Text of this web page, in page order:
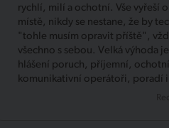
rychlí, milí a ochotní. Vše vyřeší
místě, nikdy se nestane, že by
"tohle musím opravit příště",
všechno s sebou. Velká výhoda
hlášení poruch, příjemní,
komunikativní operátoři, poradí